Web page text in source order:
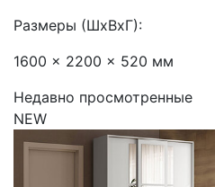
Размеры (ШхВхГ):
1600 x 2200 x 520 мм
Недавно просмотренные
NEW